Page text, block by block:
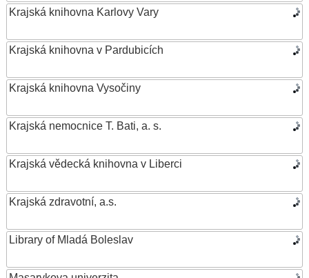
Krajská knihovna Karlovy Vary
Krajská knihovna v Pardubicích
Krajská knihovna Vysočiny
Krajská nemocnice T. Bati, a. s.
Krajská vědecká knihovna v Liberci
Krajská zdravotní, a.s.
Library of Mladá Boleslav